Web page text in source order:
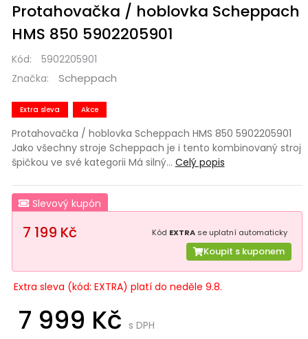
Protahovačka / hoblovka Scheppach
HMS 850 5902205901
Kód:
5902205901
Značka:
Scheppach
Extra sleva Akce
Protahovačka / hoblovka Scheppach HMS 850 5902205901
Jako všechny stroje Scheppach je i tento kombinovaný stroj
špičkou ve své kategorii Má silný… Celý popis
Slevový kupón
7 199 Kč Kód EXTRA se uplatní automaticky
Koupit s kuponem
Extra sleva (kód: EXTRA) platí do neděle 9.8.
7 999 Kč s DPH